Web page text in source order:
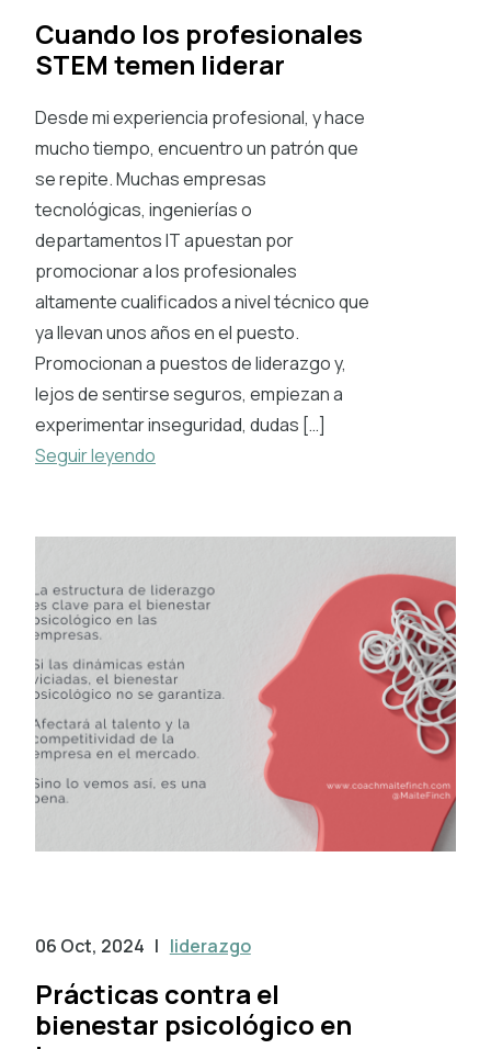
Cuando los profesionales
STEM temen liderar
Desde mi experiencia profesional, y hace
mucho tiempo, encuentro un patrón que
se repite. Muchas empresas
tecnológicas, ingenierías o
departamentos IT apuestan por
promocionar a los profesionales
altamente cualificados a nivel técnico que
ya llevan unos años en el puesto.
Promocionan a puestos de liderazgo y,
lejos de sentirse seguros, empiezan a
experimentar inseguridad, dudas […]
Seguir leyendo
06 Oct, 2024 | liderazgo
Prácticas contra el
bienestar psicológico en